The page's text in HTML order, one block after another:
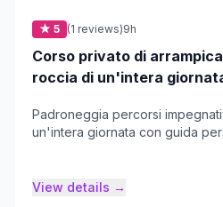
★ 5 (1 reviews)9h
Corso privato di
roccia di un'intera
Padroneggia percorsi
un'intera giornata con guida
View details →